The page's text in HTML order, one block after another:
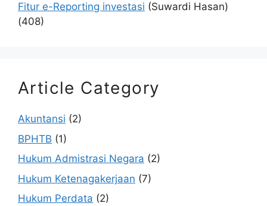
Fitur e-Reporting investasi (Suwardi Hasan)
(408)
Article Category
Akuntansi (2)
BPHTB (1)
Hukum Admistrasi Negara (2)
Hukum Ketenagakerjaan (7)
Hukum Perdata (2)